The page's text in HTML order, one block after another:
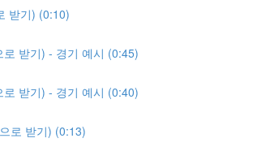
받기) (0:10)
받기) - 경기 예시 (0:45)
받기) - 경기 예시 (0:40)
로 받기) (0:13)